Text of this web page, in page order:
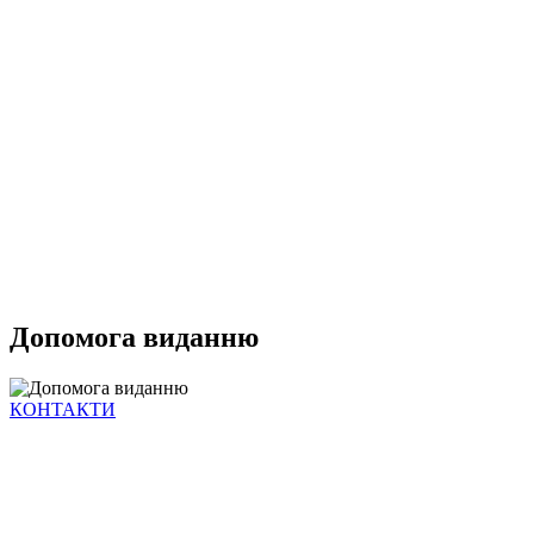
Допомога виданню
КОНТАКТИ